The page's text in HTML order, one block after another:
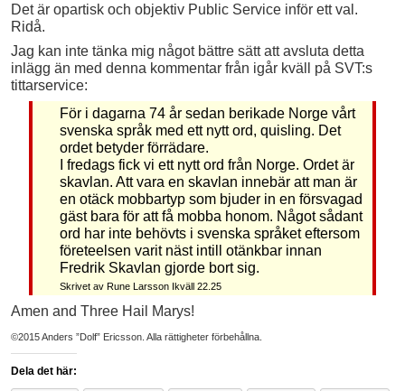
Det är opartisk och objektiv Public Service inför ett val.
Ridå.
Jag kan inte tänka mig något bättre sätt att avsluta detta
inlägg än med denna kommentar från igår kväll på SVT:s
tittarservice:
För i dagarna 74 år sedan berikade Norge vårt
svenska språk med ett nytt ord, quisling. Det
ordet betyder förrädare.
I fredags fick vi ett nytt ord från Norge. Ordet är
skavlan. Att vara en skavlan innebär att man är
en otäck mobbartyp som bjuder in en försvagad
gäst bara för att få mobba honom. Något sådant
ord har inte behövts i svenska språket eftersom
företeelsen varit näst intill otänkbar innan
Fredrik Skavlan gjorde bort sig.
Skrivet av Rune Larsson Ikväll 22.25
Amen and Three Hail Marys!
©2015 Anders ”Dolf” Ericsson. Alla rättigheter förbehållna.
Dela det här: